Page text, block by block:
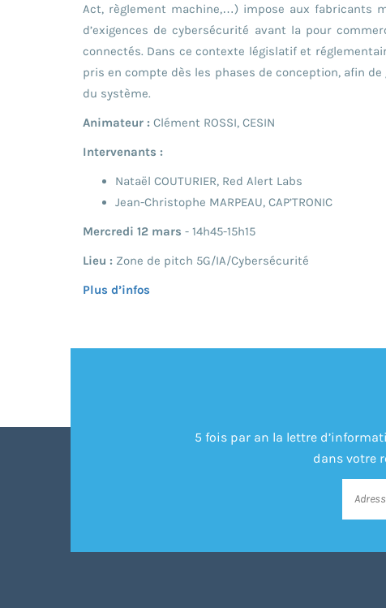
Act, règlement machine,…) impose aux fabricants
d’exigences de cybersécurité avant la pour
connectés. Dans ce contexte législatif et
pris en compte dès les phases de conception, afin
du système.
Animateur : Clément ROSSI, CESIN
Intervenants :
Nataël COUTURIER, Red Alert Labs
Jean-Christophe MARPEAU, CAP’TRONIC
Mercredi 12 mars - 14h45-15h15
Lieu : Zone de pitch 5G/IA/Cybersécurité
Plus d’infos
5 fois par an la lettre
dans votre